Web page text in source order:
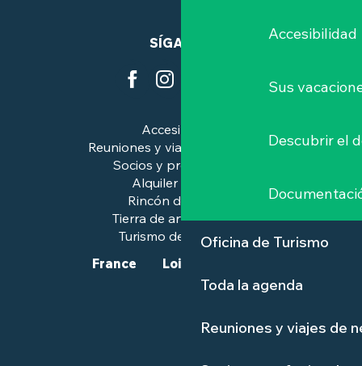
Accesibilidad
Sus
Descubrir el
Oficina de Turismo
Toda la agenda
Reuniones y viajes de
SÍGANOS
Accesibilidad
Reuniones y viajes de negocios
Socios y profesionales
Alquiler de salas
Rincón de prensa
Tierra de arte e historia
Turismo de calidad™.
France
Loire-Atlantique